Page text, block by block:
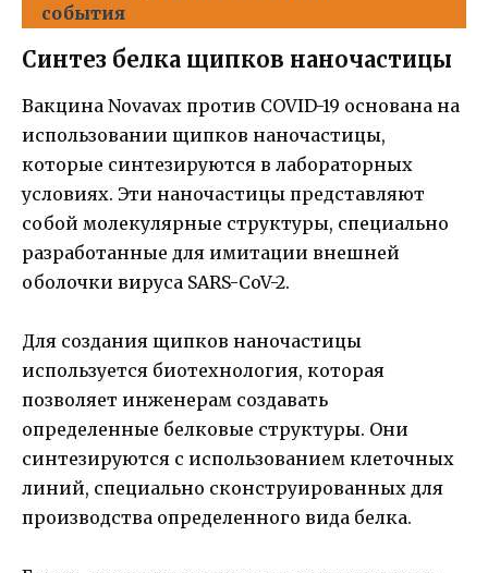
события
Синтез белка щипков наночастицы
Вакцина Novavax против COVID-19 основана на
использовании щипков наночастицы,
которые синтезируются в лабораторных
условиях. Эти наночастицы представляют
собой молекулярные структуры, специально
разработанные для имитации внешней
оболочки вируса SARS-CoV-2.
Для создания щипков наночастицы
используется биотехнология, которая
позволяет инженерам создавать
определенные белковые структуры. Они
синтезируются с использованием клеточных
линий, специально сконструированных для
производства определенного вида белка.